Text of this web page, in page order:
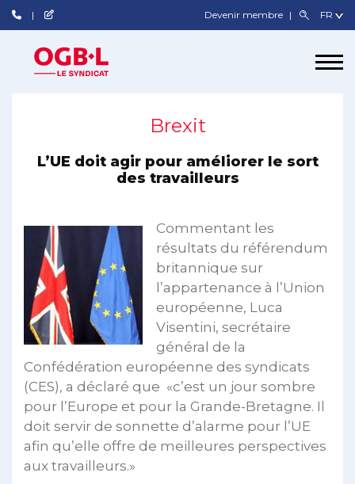
Devenir membre
Brexit
L’UE doit agir pour améliorer le sort
des travailleurs
Commentant les
résultats du référendum
britannique sur
l’appartenance à l’Union
européenne, Luca
Visentini, secrétaire
général de la
Confédération européenne des syndicats
(CES), a déclaré que «c’est un jour sombre
pour l’Europe et pour la Grande-Bretagne. Il
doit servir de sonnette d’alarme pour l’UE
afin qu’elle offre de meilleures perspectives
aux travailleurs.»